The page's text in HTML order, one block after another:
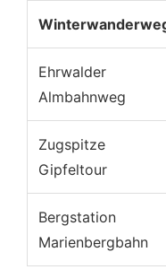
Ehrwalder
Almbahnweg
Zugspitze
Gipfeltour
Bergstation
Marienbergbahn